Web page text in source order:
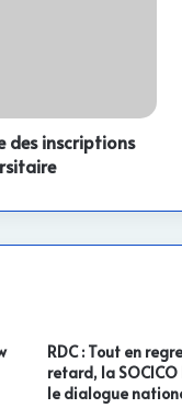
des inscriptions
RDC : Tout en
retard, la
le dialogue